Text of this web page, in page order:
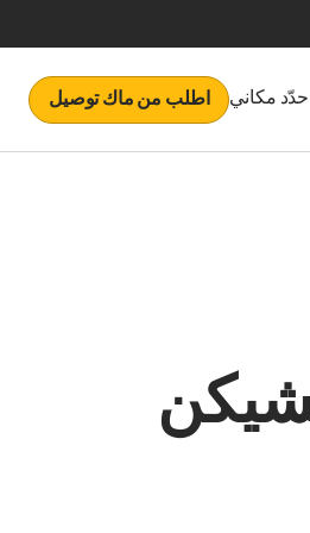
حدّد مكاني اطلب من ماك توصيل